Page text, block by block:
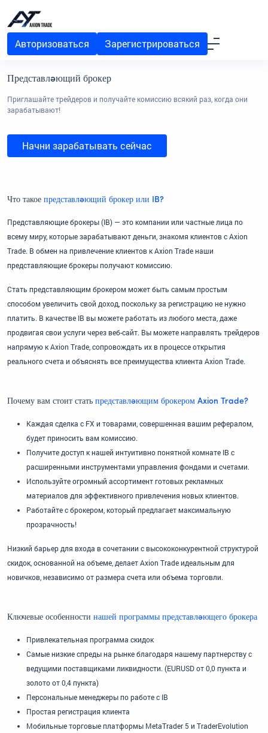
Авторизоваться Зарегистрироваться
Представляющий брокер
Приглашайте трейдеров и получайте комиссию всякий раз, когда они
зарабатывают!
Начни зарабатывать сейчас
Что такое представляющий брокер или IB?
Представляющие брокеры (IB) — это компании или частные лица по
всему миру, которые зарабатывают деньги, знакомя клиентов с Axion
Trade. В обмен на привлечение клиентов к Axion Trade наши
представляющие брокеры получают комиссию.
Стать представляющим брокером может быть самым простым
способом увеличить свой доход, поскольку за регистрацию не нужно
платить. В качестве IB вы можете работать из любого места, даже
продвигая свои услуги через веб-сайт. Вы можете направлять трейдеров
напрямую к Axion Trade, сопровождать их в процессе открытия
реального счета и объяснять все преимущества клиента Axion Trade.
Почему вам стоит стать представляющим брокером Axion Trade?
Каждая сделка с FX и товарами, совершенная вашим рефералом,
будет приносить вам комиссию.
Получите доступ к нашей интуитивно понятной комнате IB с
расширенными инструментами управления фондами и счетами.
Используйте огромный ассортимент готовых рекламных
материалов для эффективного привлечения новых клиентов.
Работайте с брокером, который предлагает максимальную
прозрачность!
Низкий барьер для входа в сочетании с высококонкурентной структурой
скидок, основанной на объеме, делает Axion Trade идеальным для
новичков, независимо от размера счета или объема торговли.
Ключевые особенности нашей программы представляющего брокера
Привлекательная программа скидок
Самые низкие спреды на рынке благодаря нашему партнерству с
ведущими поставщиками ликвидности. (EURUSD от 0,0 пункта и
золото от 0,4 пункта)
Персональные менеджеры по работе с IB
Простая регистрация клиента
Мобильные торговые платформы MetaTrader 5 и TraderEvolution